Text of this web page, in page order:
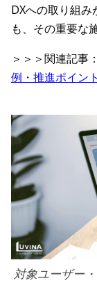
DXへの取り組
も、その重要な
＞＞＞関連記事：
例・推進ポイン
対象ユーザー